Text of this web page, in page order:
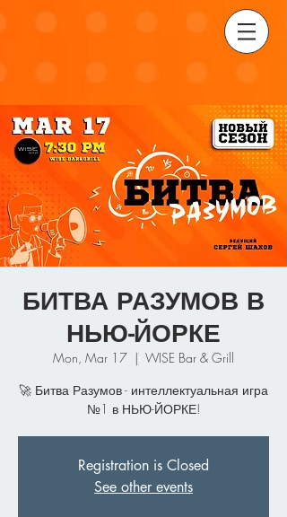
БИТВА РАЗУМОВ В
НЬЮ-ЙОРКЕ
Mon, Mar 17
  |
WISE Bar & Grill
🚀 Битва Разумов - интеллектуальная игра
№1 в НЬЮ-ЙОРКЕ!
Registration is Closed
See other events